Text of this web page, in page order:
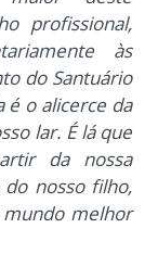
profissional,
às
do Santuário
é o alicerce da
lar. É lá que
da nossa
nosso filho,
melhor